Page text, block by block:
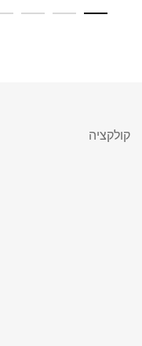
קולקציה